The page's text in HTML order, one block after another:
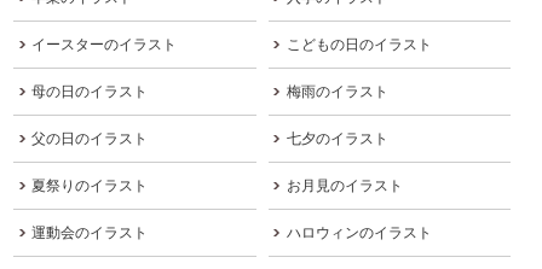
イースターのイラスト こどもの日のイラスト
母の日のイラスト 梅雨のイラスト
父の日のイラスト 七夕のイラスト
夏祭りのイラスト お月見のイラスト
運動会のイラスト ハロウィンのイラスト